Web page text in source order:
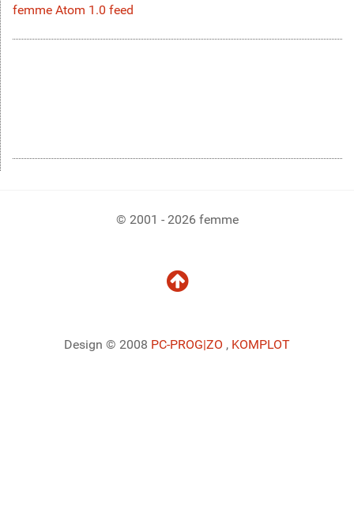
femme Atom 1.0 feed
© 2001 - 2026 femme
Design © 2008 PC-PROG|ZO , KOMPLOT